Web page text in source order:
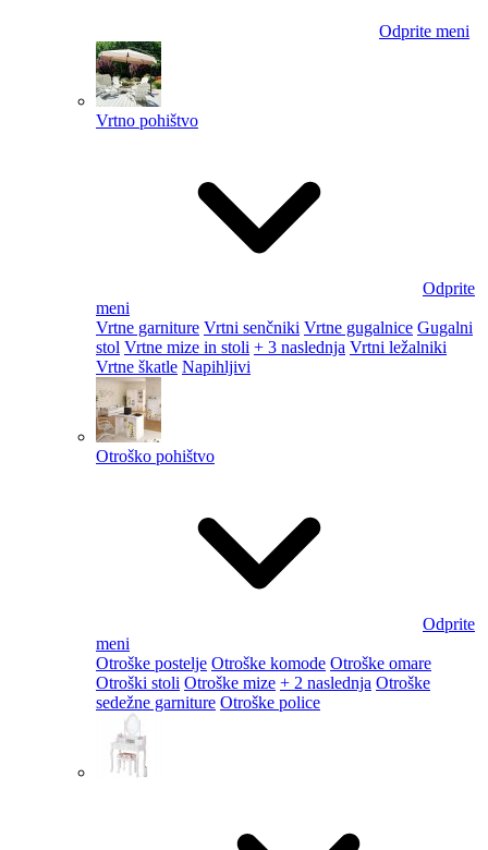
Odprite meni
Vrtno pohištvo
Odprite
meni
Vrtne garniture Vrtni senčniki Vrtne gugalnice Gugalni
stol Vrtne mize in stoli + 3 naslednja Vrtni ležalniki
Vrtne škatle Napihljivi
Otroško pohištvo
Odprite
meni
Otroške postelje Otroške komode Otroške omare
Otroški stoli Otroške mize + 2 naslednja Otroške
sedežne garniture Otroške police